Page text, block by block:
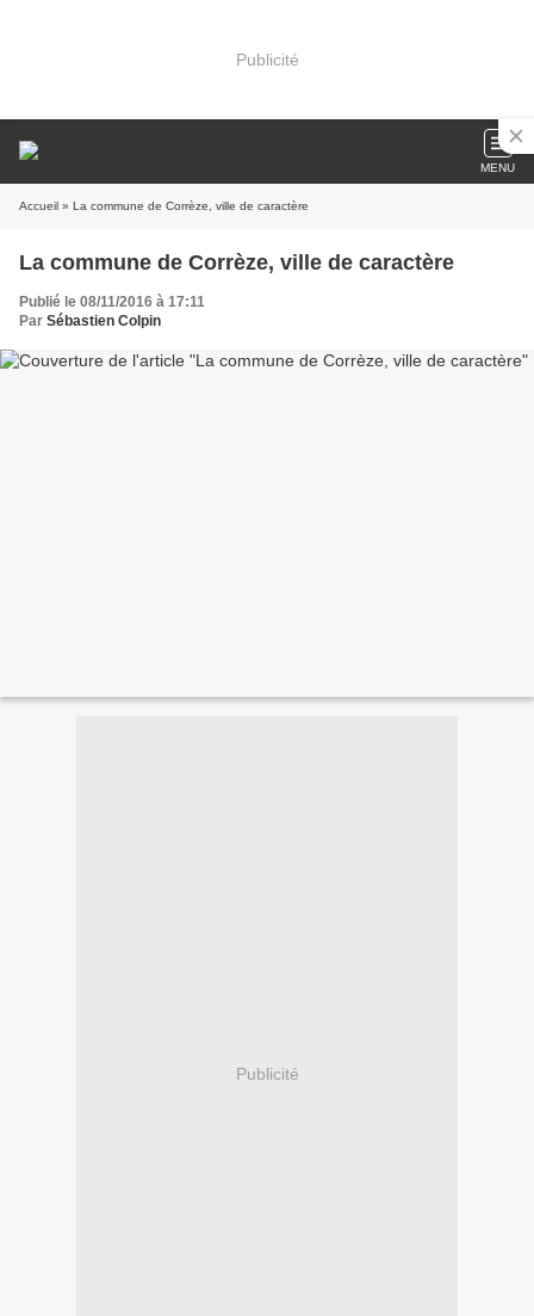
Publicité
MENU
Accueil » La commune de Corrèze, ville de caractère
La commune de Corrèze, ville de caractère
Publié le 08/11/2016 à 17:11
Par Sébastien Colpin
Publicité